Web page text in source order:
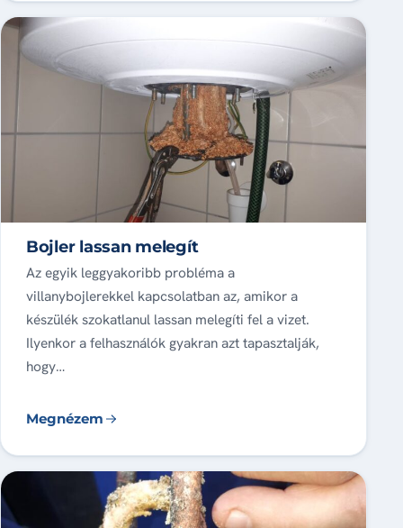
Bojler lassan melegít
Az egyik leggyakoribb probléma a
villanybojlerekkel kapcsolatban az, amikor a
készülék szokatlanul lassan melegíti fel a vizet.
Ilyenkor a felhasználók gyakran azt tapasztalják,
hogy…
Megnézem